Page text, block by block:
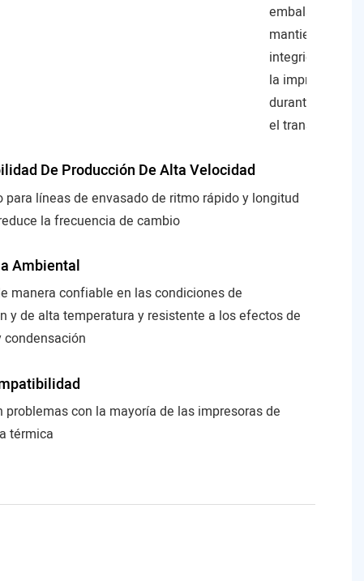
embalaje y
mantiene la
integridad de
la impresión
durante todo
el transporte
De Producción De Alta Velocidad
para líneas de envasado de ritmo rápido y longitud
la frecuencia de cambio
Ambiental
manera confiable en las condiciones de
y de alta temperatura y resistente a los efectos de
condensación
problemas con la mayoría de las impresoras de
térmica